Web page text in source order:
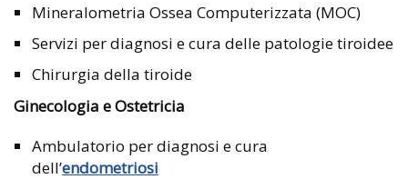
Mineralometria Ossea Computerizzata (MOC)
Servizi per diagnosi e cura delle patologie tiroidee
Chirurgia della tiroide
Ginecologia e Ostetricia
Ambulatorio per diagnosi e cura
dell’endometriosi